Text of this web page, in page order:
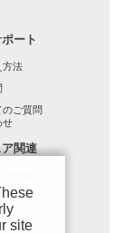
ート
方法
ご質問
せ
関連
ウド)
site